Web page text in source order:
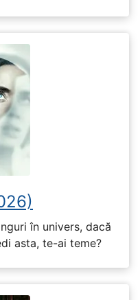
în univers, dacă
asta, te-ai teme?